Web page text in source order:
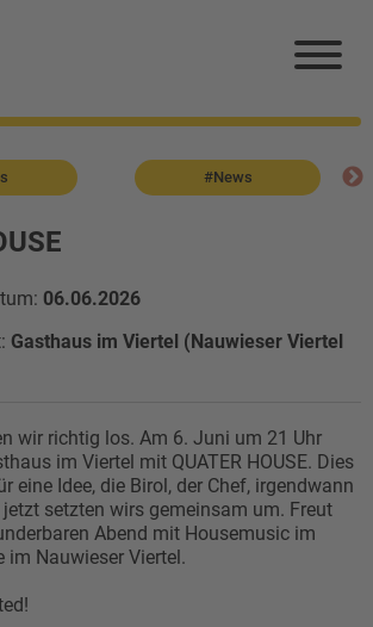
#News
06.06.2026
Gasthaus im Viertel (Nauwieser Viertel
wir richtig los. Am 6. Juni um 21 Uhr
im Viertel mit QUATER HOUSE. Dies
eine Idee, die Birol, der Chef, irgendwann
setzten wirs gemeinsam um. Freut
Abend mit Housemusic im
Nauwieser Viertel.